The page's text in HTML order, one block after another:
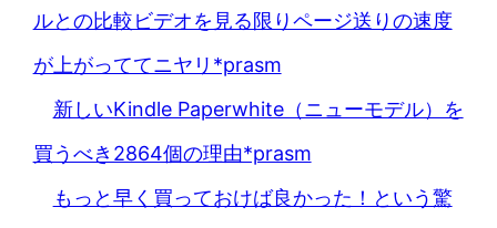
ルとの比較ビデオを見る限りページ送りの速度
が上がっててニヤリ*prasm
新しいKindle Paperwhite（ニューモデル）を
買うべき2864個の理由*prasm
もっと早く買っておけば良かった！という驚